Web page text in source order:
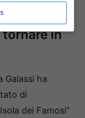
tornare in
Galassi ha
di
dei Famosi”